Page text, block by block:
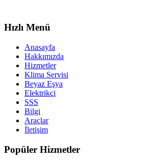
Hızlı Menü
Anasayfa
Hakkımızda
Hizmetler
Klima Servisi
Beyaz Eşya
Elektrikçi
SSS
Bilgi
Araçlar
İletişim
Popüler Hizmetler